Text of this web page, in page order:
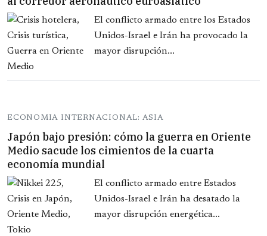
El conflicto armado entre los Estados
Unidos-Israel e Irán ha provocado la
mayor disrupción...
ECONOMIA INTERNACIONAL: ASIA
Japón bajo presión: cómo la guerra en Oriente
Medio sacude los cimientos de la cuarta
economía mundial
El conflicto armado entre Estados
Unidos-Israel e Irán ha desatado la
mayor disrupción energética...